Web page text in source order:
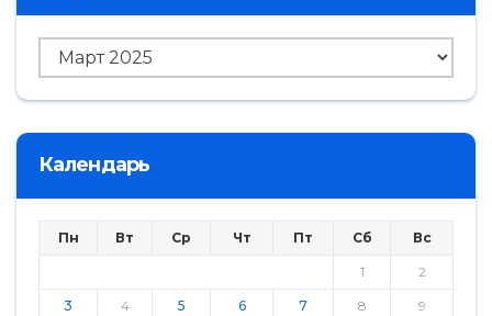
Архив
Календарь
Пн Вт Ср Чт Пт Сб Вс
1 2
3 4 5 6 7 8 9